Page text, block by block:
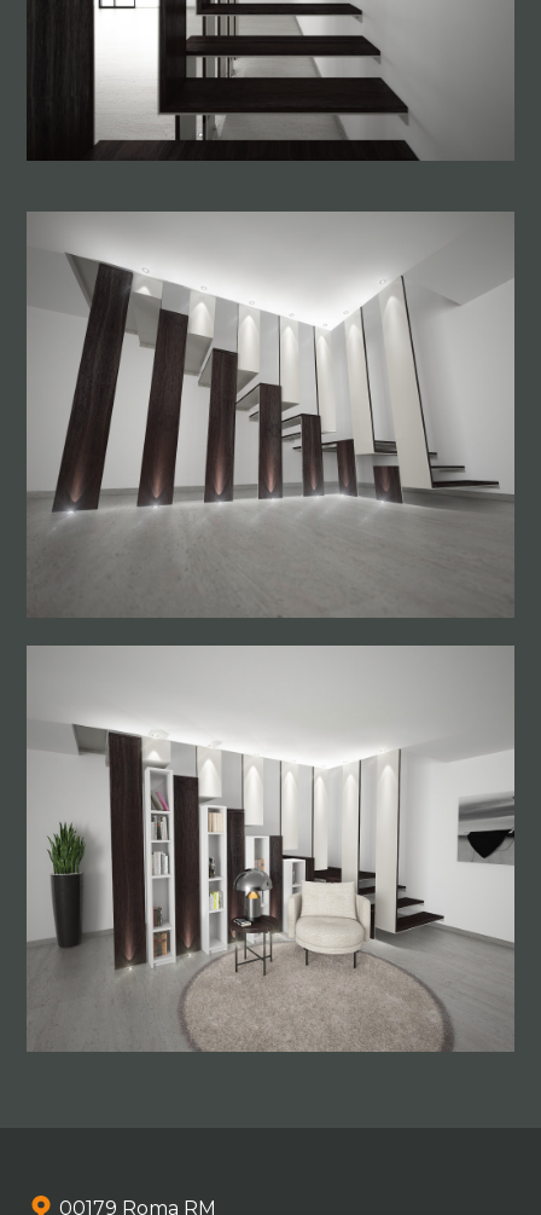
SERVIZI
PROGETTI
ARREDAMENTO
CONTATTO
00179 Roma RM